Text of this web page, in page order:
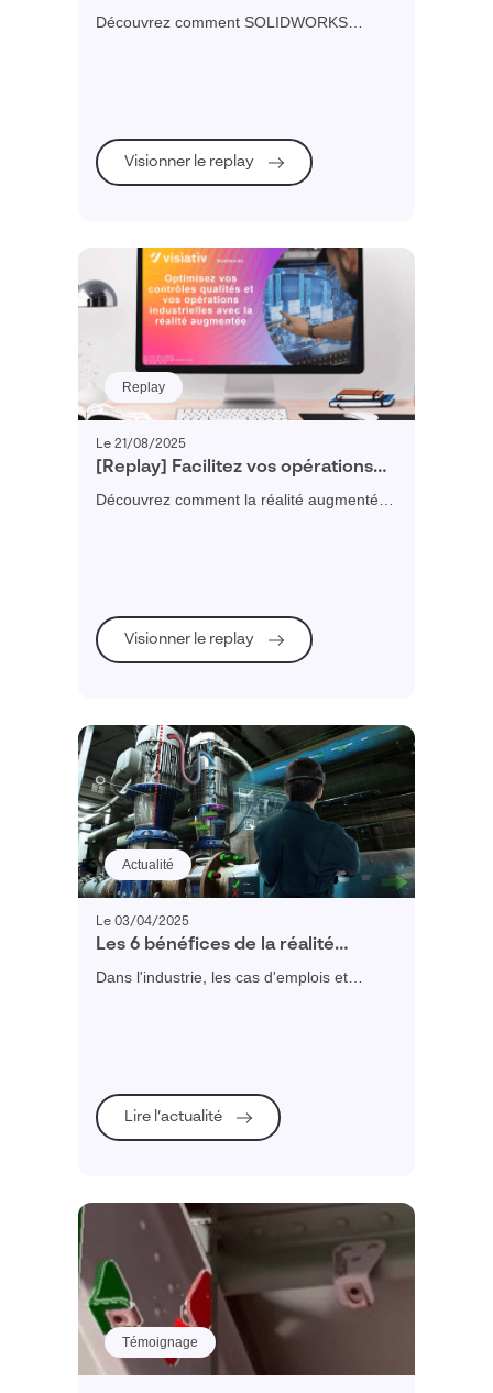
Transformez vos schémas 2D en
Découvrez comment SOLIDWORKS
Visionner le replay
Replay
Le 21/08/2025
[Replay] Facilitez vos opérations
industrielles avec DELMIA
Découvrez comment la réalité augmentée
Visionner le replay
Actualité
Le 03/04/2025
Les 6 bénéfices de la réalité
augmentée dans l’industrie
Dans l'industrie, les cas d'emplois et
problèmes et les résoudre, apprentissage
en école, utilisation commerciale de
configurateurs produit, ...
Lire l’actualité
Témoignage